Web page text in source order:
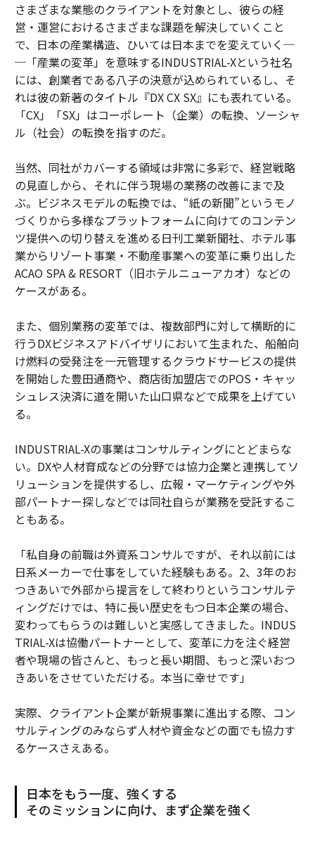
さまざまな業態のクライアントを対象とし、彼らの経
営・運営におけるさまざまな課題を解決していくこと
で、日本の産業構造、ひいては日本までを変えていく─
─「産業の変革」を意味するINDUSTRIAL-Xという社名
には、創業者である八子の決意が込められているし、そ
れは彼の新著のタイトル『DX CX SX』にも表れている。
「CX」「SX」はコーポレート（企業）の転換、ソーシャ
ル（社会）の転換を指すのだ。
当然、同社がカバーする領域は非常に多彩で、経営戦略
の見直しから、それに伴う現場の業務の改善にまで及
ぶ。ビジネスモデルの転換では、“紙の新聞”というモノ
づくりから多様なプラットフォームに向けてのコンテン
ツ提供への切り替えを進める日刊工業新聞社、ホテル事
業からリゾート事業・不動産事業への変革に乗り出した
ACAO SPA & RESORT（旧ホテルニューアカオ）などの
ケースがある。
また、個別業務の変革では、複数部門に対して横断的に
行うDXビジネスアドバイザリにおいて生まれた、船舶向
け燃料の受発注を一元管理するクラウドサービスの提供
を開始した豊田通商や、商店街加盟店でのPOS・キャッ
シュレス決済に道を開いた山口県などで成果を上げてい
る。
INDUSTRIAL-Xの事業はコンサルティングにとどまらな
い。DXや人材育成などの分野では協力企業と連携してソ
リューションを提供するし、広報・マーケティングや外
部パートナー探しなどでは同社自らが業務を受託するこ
ともある。
「私自身の前職は外資系コンサルですが、それ以前には
日系メーカーで仕事をしていた経験もある。2、3年のお
つきあいで外部から提言をして終わりというコンサルテ
ィングだけでは、特に長い歴史をもつ日本企業の場合、
変わってもらうのは難しいと実感してきました。INDUS
TRIAL-Xは協働パートナーとして、変革に力を注ぐ経営
者や現場の皆さんと、もっと長い期間、もっと深いおつ
きあいをさせていただける。本当に幸せです」
実際、クライアント企業が新規事業に進出する際、コン
サルティングのみならず人材や資金などの面でも協力す
るケースさえある。
日本をもう一度、強くする
そのミッションに向け、まず企業を強く